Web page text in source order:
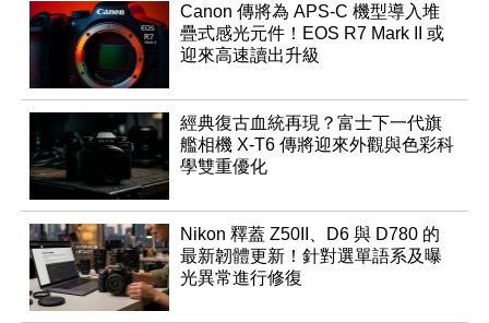
Canon 傳將為 APS-C 機型導入堆
疊式感光元件！EOS R7 Mark II 或
迎來高速讀出升級
經典復古血統再現？富士下一代旗
艦相機 X-T6 傳將迎來外觀與色彩科
學雙重優化
Nikon 釋蓋 Z50II、D6 與 D780 的
最新韌體更新！針對選單語系及曝
光異常進行修復